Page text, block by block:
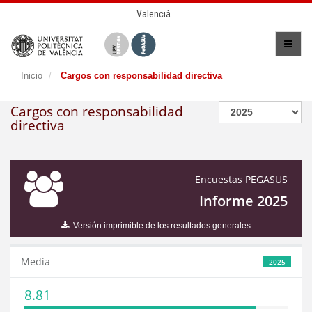
Valencià
Inicio Cargos con responsabilidad directiva
Cargos con responsabilidad
directiva
Encuestas PEGASUS
Informe 2025
Versión imprimible de los resultados generales
2025
Media
8.81